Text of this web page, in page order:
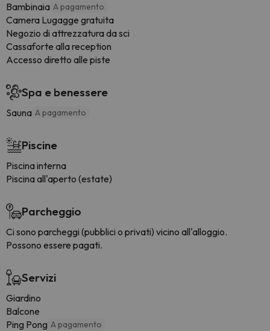
Bambinaia A pagamento
Camera Lugagge gratuita
Negozio di attrezzatura da sci
Cassaforte alla reception
Accesso diretto alle piste
Spa e benessere
Sauna A pagamento
Piscine
Piscina interna
Piscina all'aperto (estate)
Parcheggio
Ci sono parcheggi (pubblici o privati) vicino all'alloggio.
Possono essere pagati.
Servizi
Giardino
Balcone
Ping Pong A pagamento